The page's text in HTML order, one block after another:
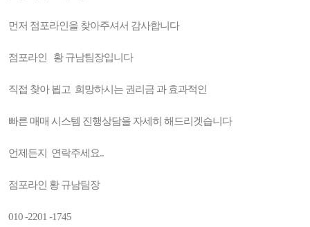
먼저 점포라인을 찾아주셔서 감사합니다
점포라인 황 규남팀장입니다
직접 찾아 뵙고 희망하시는 권리금 과 효과적인
빠른 매매 시스템 진행상담을 자세히 해드리겟습니다
언제든지 연락주세요..
점포라인 황 규남팀장
010 -2201 -1745